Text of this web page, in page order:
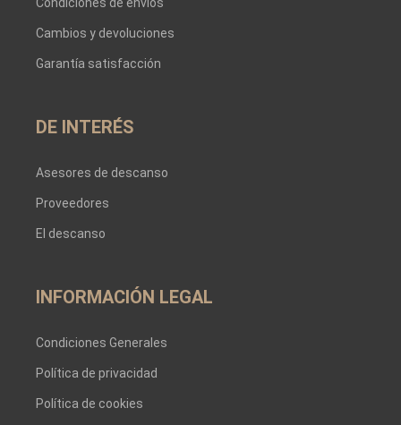
Condiciones de envíos
Cambios y devoluciones
Garantía satisfacción
DE INTERÉS
Asesores de descanso
Proveedores
El descanso
INFORMACIÓN LEGAL
Condiciones Generales
Política de privacidad
Política de cookies